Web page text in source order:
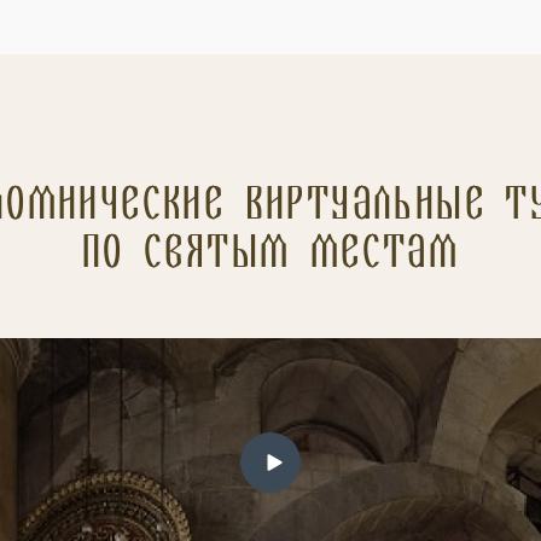
Виртуальные
по святым местам